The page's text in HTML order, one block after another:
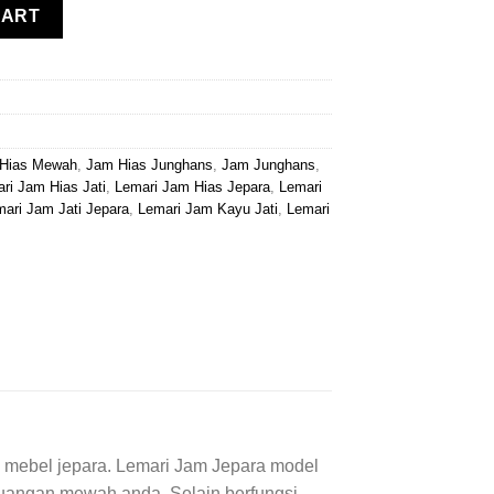
Mewah, Jam Hias Junghans, Jam Junghans,
Jam Hias Jati, Lemari Jam Hias Jepara, Lemari
Jam Jati Jepara, Lemari Jam Kayu Jati, Lemari
jepara. Lemari Jam Jepara model